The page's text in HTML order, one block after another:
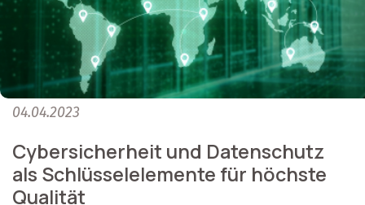
04.04.2023
Cybersicherheit und Datenschutz
als Schlüsselelemente für höchste
Qualität